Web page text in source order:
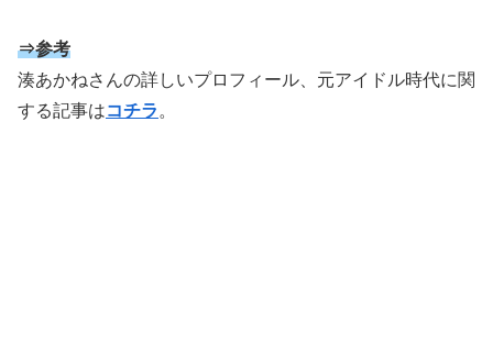
⇒参考
湊あかねさんの詳しいプロフィール、元アイドル時代に関
する記事はコチラ 。